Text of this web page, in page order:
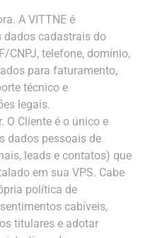
A VITTNE é
dados cadastrais do
CNPJ, telefone, domínio,
para faturamento,
técnico e
legais.
O Cliente é o único e
dados pessoais de
leads e contatos) que
em sua VPS. Cabe
política de
cabíveis,
titulares e adotar